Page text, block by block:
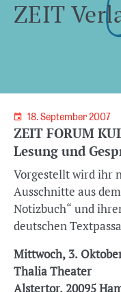
ZEIT
18. September 2007
ZEIT FORUM
Lesung und
Vorgestellt wird ihr
Ausschnitte aus
Notizbuch“ und
deutschen
Mittwoch, 3.
Thalia Theater
Alstertor, 20095